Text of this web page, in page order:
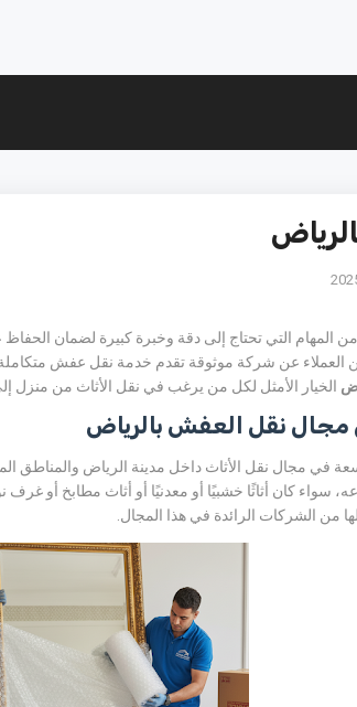
المهام التي تحتاج إلى دقة وخبرة كبيرة لضمان الحفاظ
العملاء عن شركة موثوقة تقدم خدمة نقل عفش متكاملة
الخيار الأمثل لكل من يرغب في نقل الأثاث من منزل
مجال نقل العفش بالرياض
في مجال نقل الأثاث داخل مدينة الرياض
سواء كان أثاثًا خشبيًا أو معدنيًا أو أثاث مطابخ أو
من الشركات الرائدة في هذا المجال.